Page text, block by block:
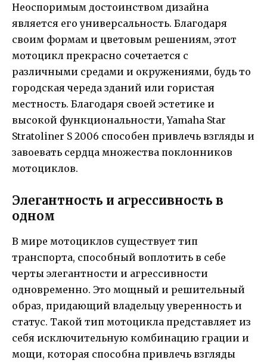
Неоспоримым достоинством дизайна
является его универсальность. Благодаря
своим формам и цветовым решениям, этот
мотоцикл прекрасно сочетается с
различными средами и окружениями, будь то
городская череда зданий или гористая
местность. Благодаря своей эстетике и
высокой функциональности, Yamaha Star
Stratoliner S 2006 способен привлечь взгляды и
завоевать сердца множества поклонников
мотоциклов.
Элегантность и агрессивность в
одном
В мире мотоциклов существует тип
транспорта, способный воплотить в себе
черты элегантности и агрессивности
одновременно. Это мощный и решительный
образ, придающий владельцу уверенность и
статус. Такой тип мотоцикла представляет из
себя исключительную комбинацию грации и
мощи, которая способна привлечь взгляды